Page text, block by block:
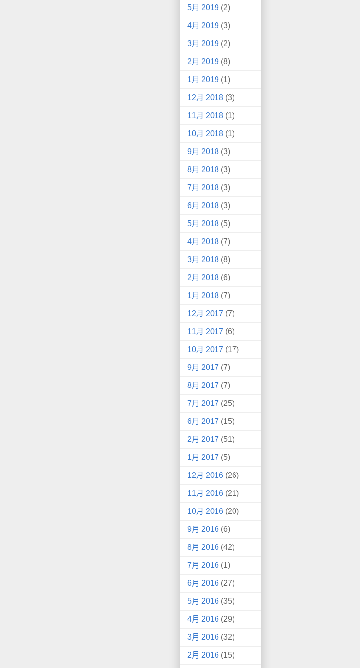
5月 2019 (2)
4月 2019 (3)
3月 2019 (2)
2月 2019 (8)
1月 2019 (1)
12月 2018 (3)
11月 2018 (1)
10月 2018 (1)
9月 2018 (3)
8月 2018 (3)
7月 2018 (3)
6月 2018 (3)
5月 2018 (5)
4月 2018 (7)
3月 2018 (8)
2月 2018 (6)
1月 2018 (7)
12月 2017 (7)
11月 2017 (6)
10月 2017 (17)
9月 2017 (7)
8月 2017 (7)
7月 2017 (25)
6月 2017 (15)
2月 2017 (51)
1月 2017 (5)
12月 2016 (26)
11月 2016 (21)
10月 2016 (20)
9月 2016 (6)
8月 2016 (42)
7月 2016 (1)
6月 2016 (27)
5月 2016 (35)
4月 2016 (29)
3月 2016 (32)
2月 2016 (15)